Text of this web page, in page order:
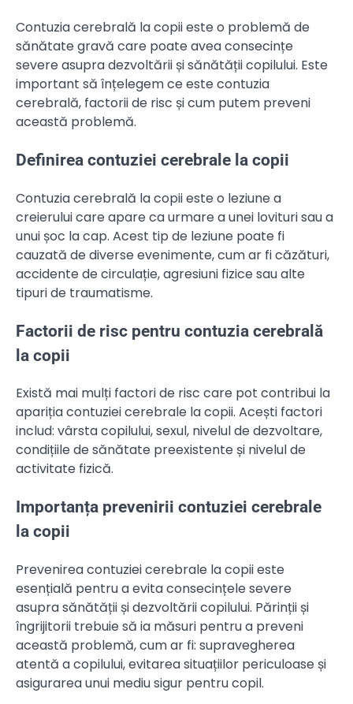
Contuzia cerebrală la copii este o problemă de
sănătate gravă care poate avea consecințe
severe asupra dezvoltării și sănătății copilului. Este
important să înțelegem ce este contuzia
cerebrală, factorii de risc și cum putem preveni
această problemă.
Definirea contuziei cerebrale la copii
Contuzia cerebrală la copii este o leziune a
creierului care apare ca urmare a unei lovituri sau a
unui șoc la cap. Acest tip de leziune poate fi
cauzată de diverse evenimente, cum ar fi căzături,
accidente de circulație, agresiuni fizice sau alte
tipuri de traumatisme.
Factorii de risc pentru contuzia cerebrală
la copii
Există mai mulți factori de risc care pot contribui la
apariția contuziei cerebrale la copii. Acești factori
includ: vârsta copilului, sexul, nivelul de dezvoltare,
condițiile de sănătate preexistente și nivelul de
activitate fizică.
Importanța prevenirii contuziei cerebrale
la copii
Prevenirea contuziei cerebrale la copii este
esențială pentru a evita consecințele severe
asupra sănătății și dezvoltării copilului. Părinții și
îngrijitorii trebuie să ia măsuri pentru a preveni
această problemă, cum ar fi: supravegherea
atentă a copilului, evitarea situațiilor periculoase și
asigurarea unui mediu sigur pentru copil.